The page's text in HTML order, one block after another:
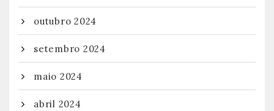
outubro 2024
setembro 2024
maio 2024
abril 2024